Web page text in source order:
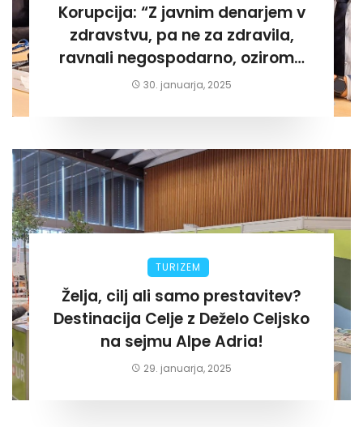
Korupcija: “Z javnim denarjem v
zdravstvu, pa ne za zdravila,
ravnali negospodarno, oziroma
za lastni žep. Tokrat na Žalskem«
30. januarja, 2025
TURIZEM
Želja, cilj ali samo prestavitev?
Destinacija Celje z Deželo Celjsko
na sejmu Alpe Adria!
29. januarja, 2025